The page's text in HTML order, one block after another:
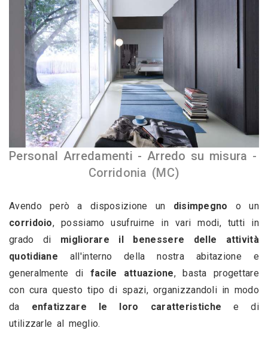
Personal Arredamenti - Arredo su misura -
Corridonia (MC)
Avendo però a disposizione un disimpegno
corridoio, possiamo usufruirne in vari modi, tutti in
grado di migliorare il benessere delle attività
quotidiane all'interno della nostra abitazione e
generalmente di facile attuazione, basta progettare
con cura questo tipo di spazi, organizzandoli in modo
da enfatizzare le loro caratteristiche e di
utilizzarle al meglio.